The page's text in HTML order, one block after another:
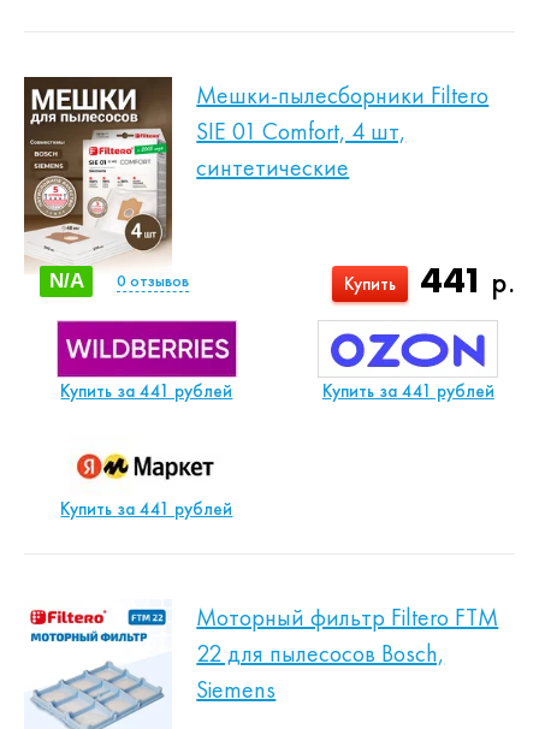
Мешки-пылесборники Filtero
SIE 01 Comfort, 4 шт,
синтетические
441 р.
Купить
N/A 0 отзывов
Купить за 441 рублей Купить за 441 рублей
Купить за 441 рублей
Моторный фильтр Filtero FTM
22 для пылесосов Bosch,
Siemens